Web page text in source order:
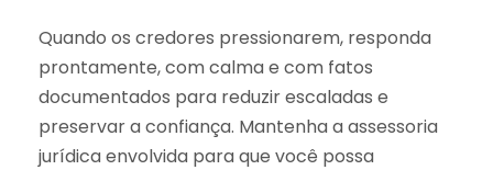
Quando os credores pressionarem, responda
prontamente, com calma e com fatos
documentados para reduzir escaladas e
preservar a confiança. Mantenha a assessoria
jurídica envolvida para que você possa